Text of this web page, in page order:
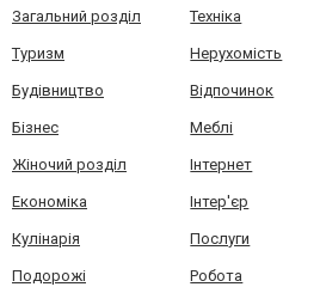
Загальний розділ Техніка
Туризм Нерухомість
Будівництво Відпочинок
Бізнес Меблі
Жіночий розділ Інтернет
Економіка Інтер'єр
Кулінарія Послуги
Подорожі Робота